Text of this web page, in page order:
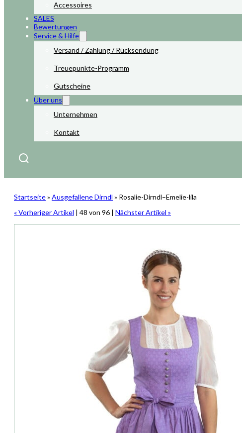
Accessoires
SALES
Bewertungen
Service & Hilfe
Versand / Zahlung / Rücksendung
Treuepunkte-Programm
Gutscheine
Über uns
Unternehmen
Kontakt
Startseite» Ausgefallene Dirndl » Rosalie-Dirndl–Emelie-lila
« Vorheriger Artikel | 48 von 96 | Nächster Artikel »